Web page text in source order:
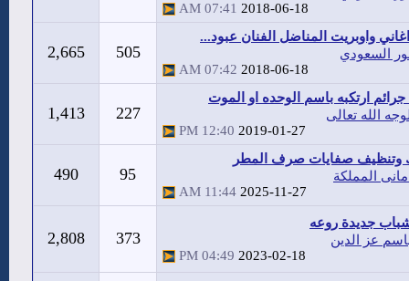
2018-06-18
07:41 AM
واوبريت المناضل الفنان عبود...
السعودي
2018-06-18
07:42 AM
505
2,665
جرائم ارتكبه باسم الوحده او الموت
الله تعالى
2019-01-27
12:40 PM
227
1,413
وتنظيف صفايات صرف المطر
المملكة
2025-11-27
11:44 AM
95
490
جديدة روعه
عز الدين
2023-02-18
04:49 PM
373
2,808